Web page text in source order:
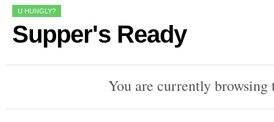
U HUNGLY?
Supper's Ready
You are currently